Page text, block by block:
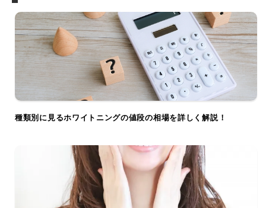
種類別に見るホワイトニングの値段の相場を詳しく解説！